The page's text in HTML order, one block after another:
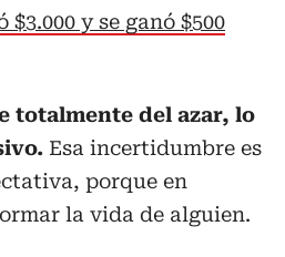
y se ganó $500
totalmente del azar, lo
Esa incertidumbre es
porque en
la vida de alguien.